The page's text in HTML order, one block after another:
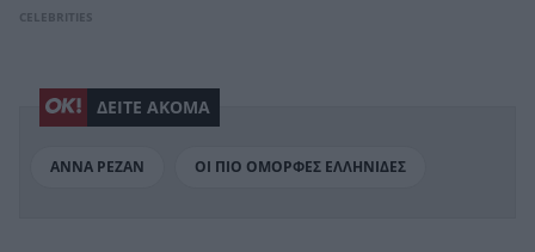
CELEBRITIES
ΔΕΙΤΕ ΑΚΟΜΑ
ΑΝΝΑ ΡΕΖΑΝ ΟΙ ΠΙΟ ΟΜΟΡΦΕΣ ΕΛΛΗΝΙΔΕΣ